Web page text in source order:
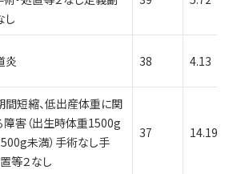
し
炎 38 4.13
間短縮、低出産体重に関
障害（出生時体重1500g
未満）手術なし手
等２なし
37 14.19